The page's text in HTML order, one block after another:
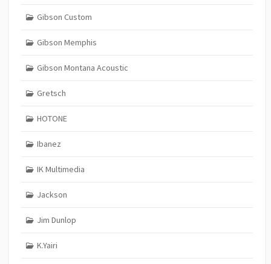
Gibson Custom
Gibson Memphis
Gibson Montana Acoustic
Gretsch
HOTONE
Ibanez
IK Multimedia
Jackson
Jim Dunlop
K.Yairi